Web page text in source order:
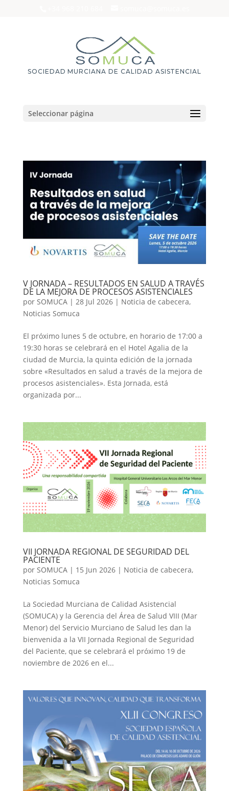
SOCIEDAD MURCIANA DE CALIDAD ASISTENCIAL
Seleccionar página
V JORNADA – RESULTADOS EN SALUD A TRAVÉS
DE LA MEJORA DE PROCESOS ASISTENCIALES
por SOMUCA| 28 Jul 2026| Noticia de cabecera,
Noticias Somuca
El próximo lunes 5 de octubre, en horario de 17:00 a
19:30 horas se celebrará en el Hotel Agalia de la
ciudad de Murcia, la quinta edición de la jornada
sobre «Resultados en salud a través de la mejora de
procesos asistenciales». Esta Jornada, está
organizada por...
VII JORNADA REGIONAL DE SEGURIDAD DEL
PACIENTE
por SOMUCA| 15 Jun 2026| Noticia de cabecera,
Noticias Somuca
La Sociedad Murciana de Calidad Asistencial
(SOMUCA) y la Gerencia del Área de Salud VIII (Mar
Menor) del Servicio Murciano de Salud les dan la
bienvenida a la VII Jornada Regional de Seguridad
del Paciente, que se celebrará el próximo 19 de
noviembre de 2026 en el...